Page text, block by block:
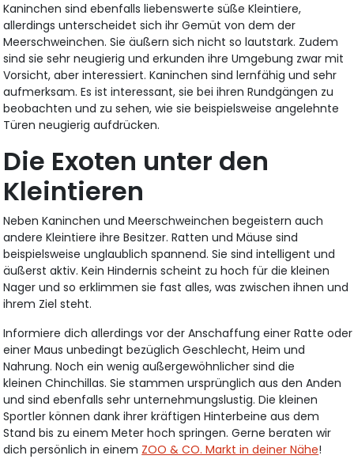
Kaninchen sind ebenfalls liebenswerte süße Kleintiere,
allerdings unterscheidet sich ihr Gemüt von dem der
Meerschweinchen. Sie äußern sich nicht so lautstark. Zudem
sind sie sehr neugierig und erkunden ihre Umgebung zwar mit
Vorsicht, aber interessiert. Kaninchen sind lernfähig und sehr
aufmerksam. Es ist interessant, sie bei ihren Rundgängen zu
beobachten und zu sehen, wie sie beispielsweise angelehnte
Türen neugierig aufdrücken.
Die Exoten unter den
Kleintieren
Neben Kaninchen und Meerschweinchen begeistern auch
andere Kleintiere ihre Besitzer. Ratten und Mäuse sind
beispielsweise unglaublich spannend. Sie sind intelligent und
äußerst aktiv. Kein Hindernis scheint zu hoch für die kleinen
Nager und so erklimmen sie fast alles, was zwischen ihnen und
ihrem Ziel steht.
Informiere dich allerdings vor der Anschaffung einer Ratte oder
einer Maus unbedingt bezüglich Geschlecht, Heim und
Nahrung. Noch ein wenig außergewöhnlicher sind die
kleinen Chinchillas. Sie stammen ursprünglich aus den Anden
und sind ebenfalls sehr unternehmungslustig. Die kleinen
Sportler können dank ihrer kräftigen Hinterbeine aus dem
Stand bis zu einem Meter hoch springen. Gerne beraten wir
dich persönlich in einem ZOO & CO. Markt in deiner Nähe!